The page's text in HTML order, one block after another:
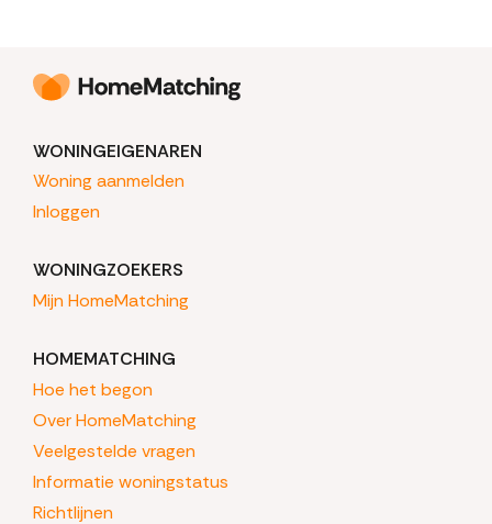
WONINGEIGENAREN
Woning aanmelden
Inloggen
WONINGZOEKERS
Mijn HomeMatching
HOMEMATCHING
Hoe het begon
Over HomeMatching
Veelgestelde vragen
Informatie woningstatus
Richtlijnen